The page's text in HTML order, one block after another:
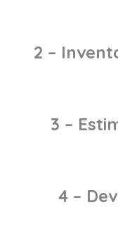
2 –
3 –
4 –